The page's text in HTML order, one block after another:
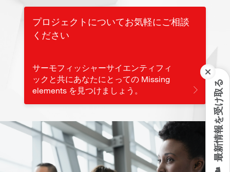
最新情報を受け取る
プロジェクトについてお気軽にご相談
ください
サーモフィッシャーサイエンティフィ
ックと共にあなたにとっての Missing
elements を見つけましょう。